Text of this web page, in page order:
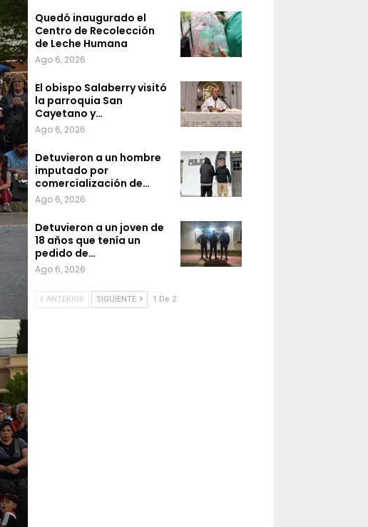
Quedó inaugurado el
Centro de Recolección
de Leche Humana
Ago 6, 2026
El obispo Salaberry visitó
la parroquia San
Cayetano y…
Ago 6, 2026
Detuvieron a un hombre
imputado por
comercialización de…
Ago 6, 2026
Detuvieron a un joven de
18 años que tenía un
pedido de…
Ago 6, 2026
ANTERIOR SIGUIENTE 1 De 2